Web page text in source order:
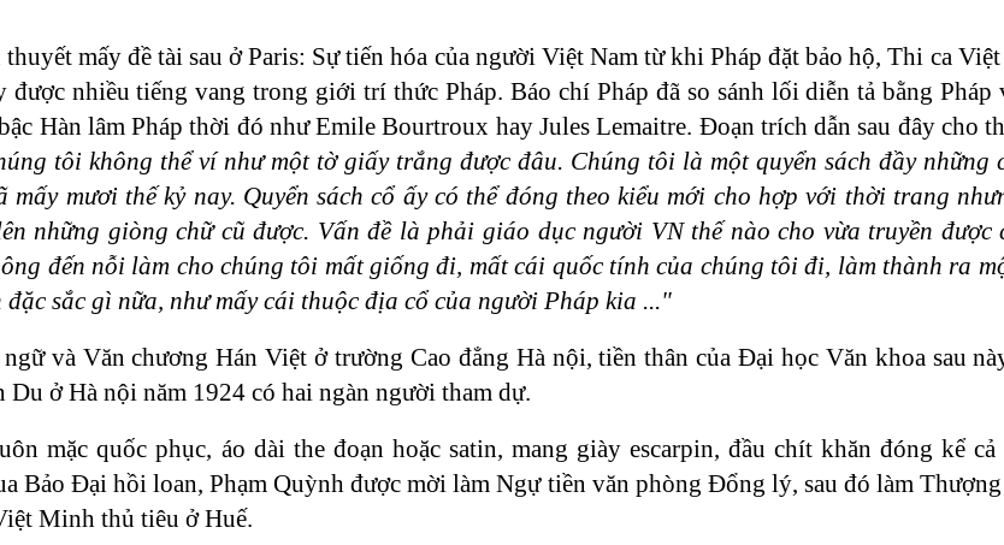
mấy đề tài sau ở Paris: Sự tiến hóa của người Việt Nam từ khi Pháp đặt bảo hộ, Thi ca
được nhiều tiếng vang trong giới trí thức Pháp. Báo chí Pháp đã so sánh lối diễn tả bằng Pháp
Hàn lâm Pháp thời đó như Emile Bourtroux hay Jules Lemaitre. Đoạn trích dẫn sau đây cho
tôi không thể ví như một tờ giấy trắng được đâu. Chúng tôi là một quyển sách đầy những
mấy mươi thế kỷ nay. Quyển sách cổ ấy có thể đóng theo kiểu mới cho hợp với thời trang
những giòng chữ cũ được. Vấn đề là phải giáo dục người VN thế nào cho vừa truyền được
đến nỗi làm cho chúng tôi mất giống đi, mất cái quốc tính của chúng tôi đi, làm thành ra
sắc gì nữa, như mấy cái thuộc địa cổ của người Pháp kia ..."
và Văn chương Hán Việt ở trường Cao đẳng Hà nội, tiền thân của Đại học Văn khoa sau
ở Hà nội năm 1924 có hai ngàn người tham dự.
mặc quốc phục, áo dài the đoạn hoặc satin, mang giày escarpin, đầu chít khăn đóng kể
Bảo Đại hồi loan, Phạm Quỳnh được mời làm Ngự tiền văn phòng Đổng lý, sau đó làm
Minh thủ tiêu ở Huế.